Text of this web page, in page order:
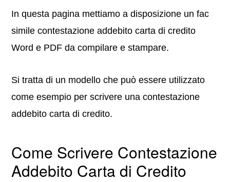
In questa pagina mettiamo a disposizione un fac
simile contestazione addebito carta di credito
Word e PDF da compilare e stampare.
Si tratta di un modello che può essere utilizzato
come esempio per scrivere una contestazione
addebito carta di credito.
Come Scrivere Contestazione
Addebito Carta di Credito